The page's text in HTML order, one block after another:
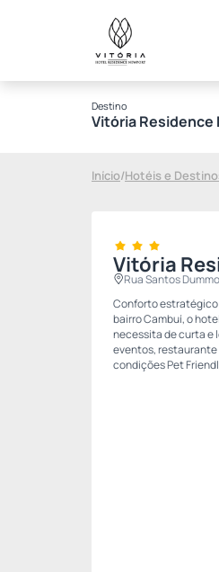
Destino
Vitória Residence
Início/Hotéis e
Vitória
Rua Santos
Conforto estratégico
bairro Cambuí, o
necessita de curta e
eventos, restaurante
condições Pet